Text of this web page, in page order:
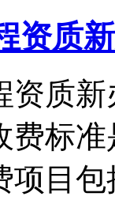
资质
资质
费标
项目